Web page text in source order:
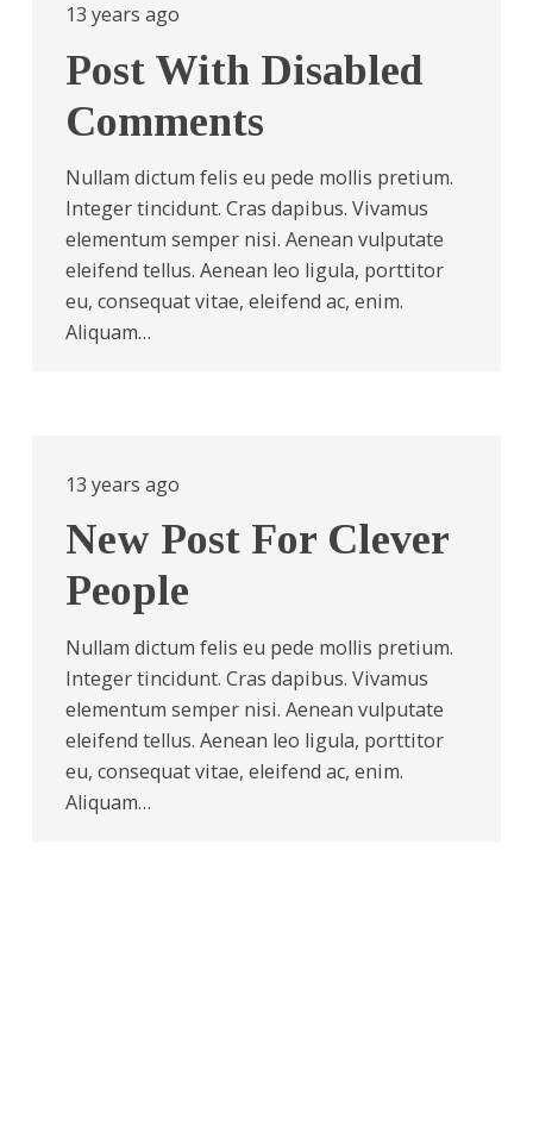
13 years ago
Post With Disabled
Comments
Nullam dictum felis eu pede mollis pretium.
Integer tincidunt. Cras dapibus. Vivamus
elementum semper nisi. Aenean vulputate
eleifend tellus. Aenean leo ligula, porttitor
eu, consequat vitae, eleifend ac, enim.
Aliquam…
13 years ago
New Post For Clever
People
Nullam dictum felis eu pede mollis pretium.
Integer tincidunt. Cras dapibus. Vivamus
elementum semper nisi. Aenean vulputate
eleifend tellus. Aenean leo ligula, porttitor
eu, consequat vitae, eleifend ac, enim.
Aliquam…